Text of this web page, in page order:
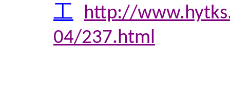
工
http://
04/237.html